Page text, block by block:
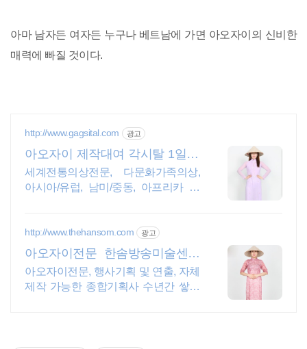
아마 남자든 여자든 누구나 베트남에 가면 아오자이의 신비한
매력에 빠질 것이다.
http://www.gagsital.com 광고
아오자이 제작대여 각시탈 1일+1
일행사 기본2박3일로
세계전통의상전문, 다문화가족의상,
아시아/유럽, 남미/중동, 아프리카 체
http://www.thehansom.com 광고
아오자이전문 한솜방송미술센터
당일 배송 및 수령가능!
아오자이전문, 행사기획 및 연출, 자체
제작 가능한 종합기획사 수년간 쌓아